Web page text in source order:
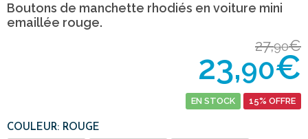
Boutons de manchette rhodiés en voiture mini
emaillée rouge.
27,90€
23,90€
EN STOCK 15% OFFRE
COULEUR: ROUGE